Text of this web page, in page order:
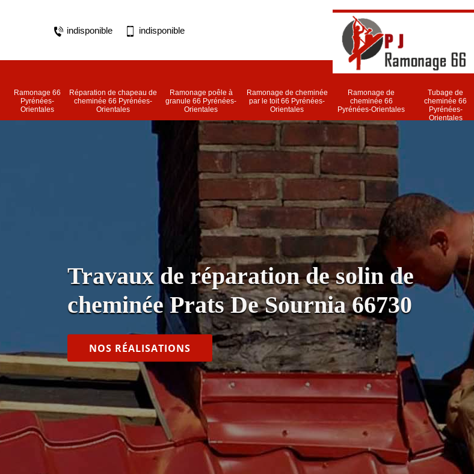
indisponible indisponible
Ramonage 66
Pyrénées-
Orientales
Réparation de chapeau de
cheminée 66 Pyrénées-
Orientales
Ramonage poêle à
granule 66 Pyrénées-
Orientales
Ramonage de cheminée
par le toit 66 Pyrénées-
Orientales
Ramonage de
cheminée 66
Pyrénées-Orientales
Tubage de
cheminée 66
Pyrénées-
Orientales
Travaux de réparation de solin de
cheminée Prats De Sournia 66730
NOS RÉALISATIONS